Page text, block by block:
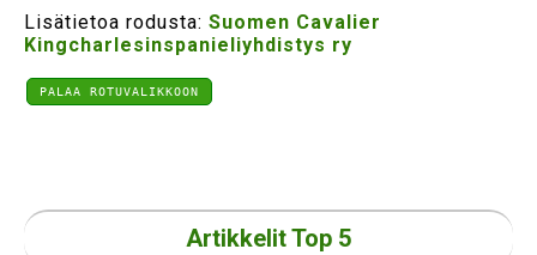
Lisätietoa rodusta: Suomen Cavalier
Kingcharlesinspanieliyhdistys ry
PALAA ROTUVALIKKOON
Artikkelit Top 5